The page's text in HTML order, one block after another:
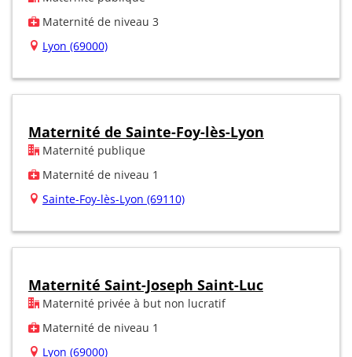
Maternité de niveau 3
Lyon (69000)
Maternité de Sainte-Foy-lès-Lyon
Maternité publique
Maternité de niveau 1
Sainte-Foy-lès-Lyon (69110)
Maternité Saint-Joseph Saint-Luc
Maternité privée à but non lucratif
Maternité de niveau 1
Lyon (69000)